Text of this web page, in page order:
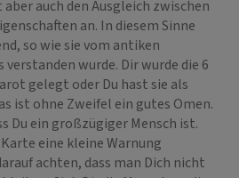
auch den Ausgleich zwischen
an. In diesem Sinne
so wie sie vom antiken
wurde. Dir wurde die 6
gelegt oder Du hast sie als
ist ohne Zweifel ein gutes Omen.
Du ein großzügiger Mensch ist.
eine kleine Warnung
achten, dass man Dich nicht